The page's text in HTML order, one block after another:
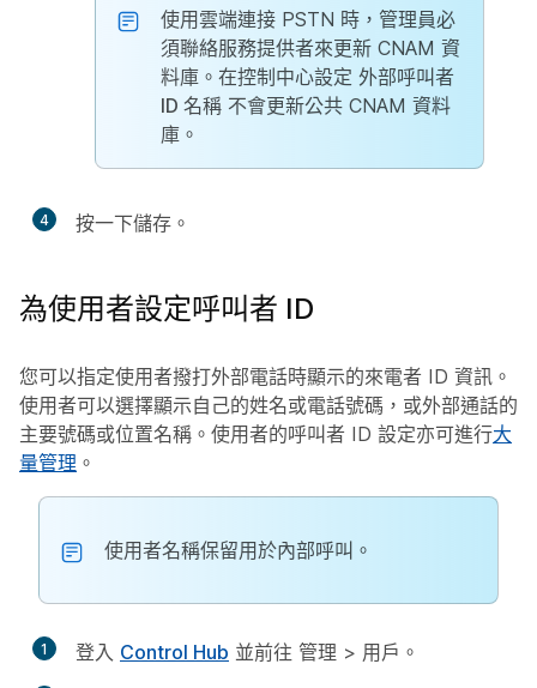
使用雲端連接 PSTN 時，管理員必
須聯絡服務提供者來更新 CNAM 資
料庫。在控制中心設定 外部呼叫者
ID 名稱 不會更新公共 CNAM 資料
庫。
4 按一下儲存 。
為使用者設定呼叫者 ID
您可以指定使用者撥打外部電話時顯示的來電者 ID 資訊。
使用者可以選擇顯示自己的姓名或電話號碼，或外部通話的
主要號碼或位置名稱。使用者的呼叫者 ID 設定亦可進行大
量管理 。
使用者名稱保留用於內部呼叫。
1 登入 Control Hub 並前往 管理 > 用戶 。